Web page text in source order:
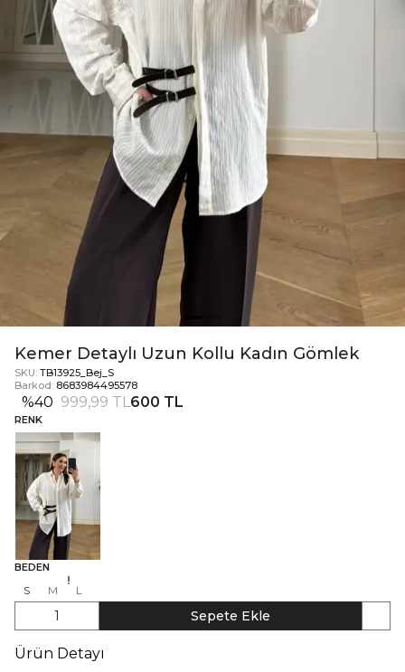
Kemer Detaylı Uzun Kollu Kadın Gömlek
SKU: TB13925_Bej_S
Barkod: 8683984495578
%40 999,99 TL600 TL
RENK
BEDEN
S M L
1 Sepete Ekle
Ürün Detayı